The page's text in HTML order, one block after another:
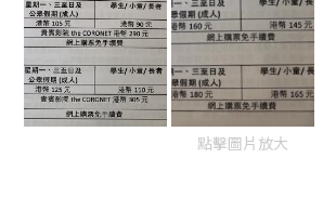
點擊圖片放大